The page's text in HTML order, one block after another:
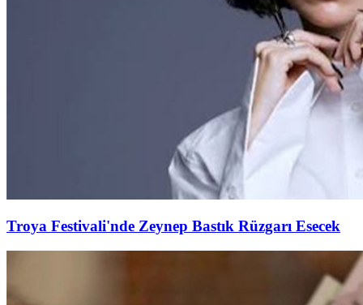
Troya Festivali'nde Zeynep Bastık Rüzgarı Esecek